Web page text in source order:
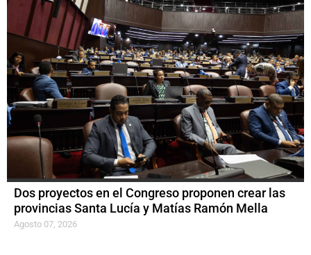
Dos proyectos en el Congreso proponen crear las
provincias Santa Lucía y Matías Ramón Mella
Agosto 07, 2026